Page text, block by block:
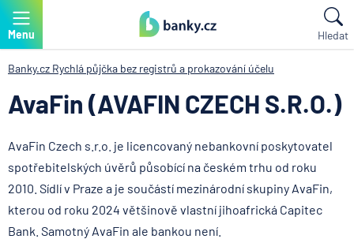
Menu Hledat
Banky.cz Rychlá půjčka bez registrů a prokazování účelu
AvaFin (AVAFIN CZECH S.R.O.)
AvaFin Czech s.r.o. je licencovaný nebankovní poskytovatel
spotřebitelských úvěrů působící na českém trhu od roku
2010. Sídlí v Praze a je součástí mezinárodní skupiny AvaFin,
kterou od roku 2024 většinově vlastní jihoafrická Capitec
Bank. Samotný AvaFin ale bankou není.